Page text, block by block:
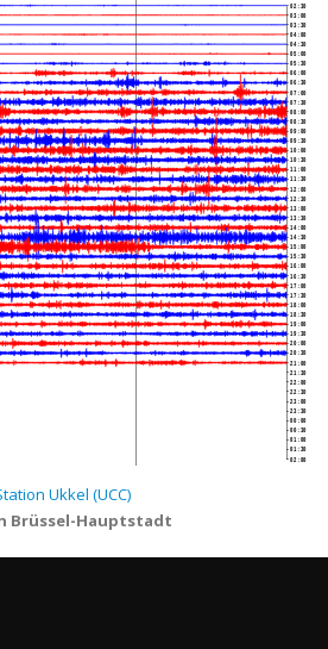
02:30
03:00
03:30
04:00
04:30
05:00
05:30
06:00
06:30
07:00
07:30
08:00
08:30
09:00
09:30
10:00
10:30
11:00
11:30
12:00
12:30
13:00
13:30
14:00
14:30
15:00
15:30
16:00
16:30
17:00
17:30
18:00
18:30
19:00
19:30
20:00
20:30
21:00
21:30
22:00
22:30
23:00
23:30
00:00
00:30
01:00
01:30
02:00
Ukkel (UCC)
Brüssel-Hauptstadt